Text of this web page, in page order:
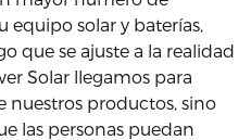
equipo solar y baterías,
que se ajuste a la realidad
Solar llegamos para
nuestros productos, sino
las personas puedan